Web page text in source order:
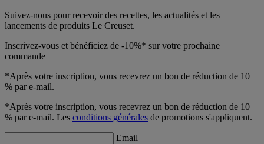
Suivez-nous pour recevoir des recettes, les actualités et les
lancements de produits Le Creuset.
Inscrivez-vous et bénéficiez de -10%* sur votre prochaine
commande
*Après votre inscription, vous recevrez un bon de réduction de 10
% par e-mail.
*Après votre inscription, vous recevrez un bon de réduction de 10
% par e-mail. Les conditions générales de promotions s'appliquent.
Email